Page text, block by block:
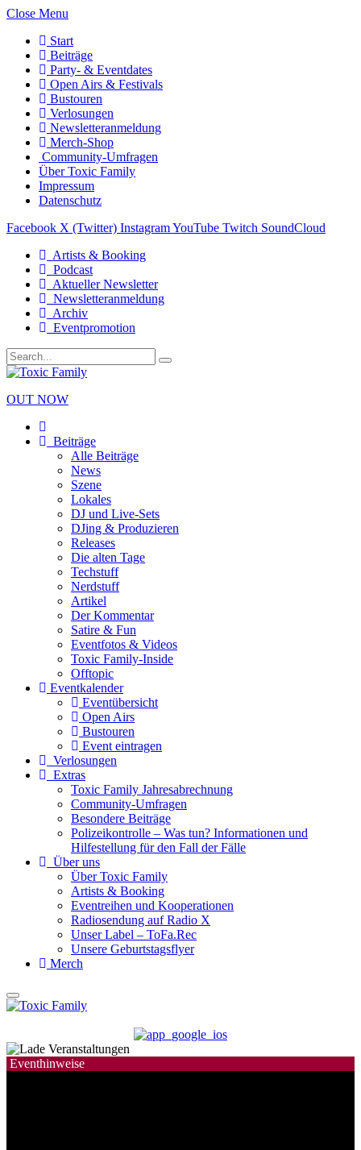
Close Menu
Start
Beiträge
Party- & Eventdates
Open Airs & Festivals
Bustouren
Verlosungen
Newsletteranmeldung
Merch-Shop
Community-Umfragen
Über Toxic Family
Impressum
Datenschutz
Facebook X (Twitter) InstagramYouTube Twitch SoundCloud
Artists & Booking
Podcast
Aktueller Newsletter
Newsletteranmeldung
Archiv
Eventpromotion
OUT NOW
Beiträge
Alle Beiträge
News
Szene
Lokales
DJ und Live-Sets
DJing & Produzieren
Releases
Die alten Tage
Techstuff
Nerdstuff
Artikel
Der Kommentar
Satire & Fun
Eventfotos & Videos
Toxic Family-Inside
Offtopic
Eventkalender
Eventübersicht
Open Airs
Bustouren
Event eintragen
Verlosungen
Extras
Toxic Family Jahresabrechnung
Community-Umfragen
Besondere Beiträge
Polizeikontrolle – Was tun? Informationen und
Hilfestellung für den Fall der Fälle
Über uns
Über Toxic Family
Artists & Booking
Eventreihen und Kooperationen
Radiosendung auf Radio X
Unser Label – ToFa.Rec
Unsere Geburtstagsflyer
Merch
Eventhinweise